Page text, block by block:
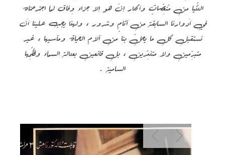
الدُّنيا من مُنغِّصاتٍ وأكدار إنْ هو إلا جزاء وِفاق لما اجترحناه
في أَدوارنا السابقة من آثامٍ وشرور ، ولهذا يجب علينا أَن
نستقبل كل ما يحلّ بنا من آلام الحياة ومآسيها ، غير
متبرِّمين ولا متذمِّرين ، بل قانعين بعدالة السماء ونُظُمِها
السامية .